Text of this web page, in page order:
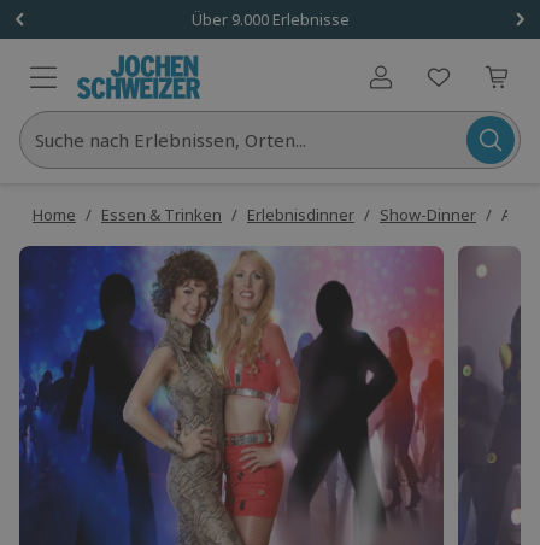
Über 9.000 Erlebnisse
Benutzerkonto
Suche nach Erlebnissen, Orten...
Home / Essen & Trinken / Erlebnisdinner / Show-Dinner /